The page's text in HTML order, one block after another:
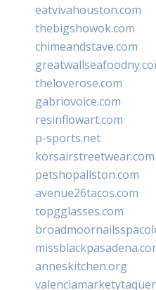
eatvivahouston.com
thebigshowok.com
chimeandstave.com
theloverose.com
gabriovoice.com
resinflowart.com
p-sports.net
korsairstreetwear.com
petshopallston.com
avenue26tacos.com
topgglasses.com
anneskitchen.org